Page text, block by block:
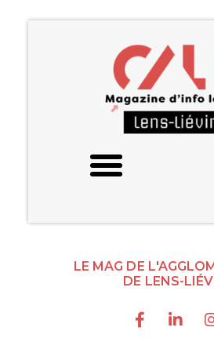
LE MAG DE
DE LENS-